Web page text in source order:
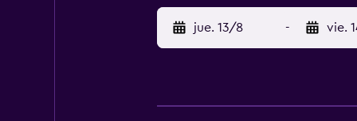
jue. 13/8 - vie.